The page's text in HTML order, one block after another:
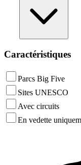
Caractéristiques
Parcs Big Five
Sites UNESCO
Avec circuits
En vedette